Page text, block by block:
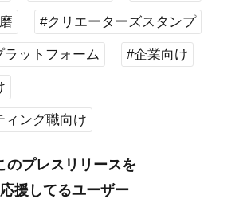
#クリエーターズスタンプ
ラットフォーム #企業向け
ィング職向け
のプレスリリースを
応援してるユーザー